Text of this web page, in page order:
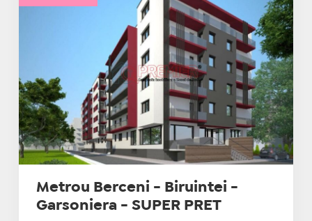
Metrou Berceni - Biruintei -
Garsoniera - SUPER PRET